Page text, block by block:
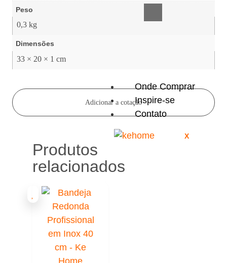
Onde Comprar
Inspire-se
Contato
X
Peso
0,3 kg
Dimensões
33 × 20 × 1 cm
Adicionar a cotação
Produtos
relacionados